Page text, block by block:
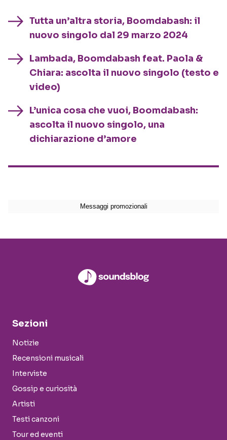
Tutta un’altra storia, Boomdabash: il
nuovo singolo dal 29 marzo 2024
Lambada, Boomdabash feat. Paola &
Chiara: ascolta il nuovo singolo (testo e
video)
L’unica cosa che vuoi, Boomdabash:
ascolta il nuovo singolo, una
dichiarazione d’amore
Sezioni
Notizie
Recensioni musicali
Interviste
Gossip e curiosità
Artisti
Testi canzoni
Tour ed eventi